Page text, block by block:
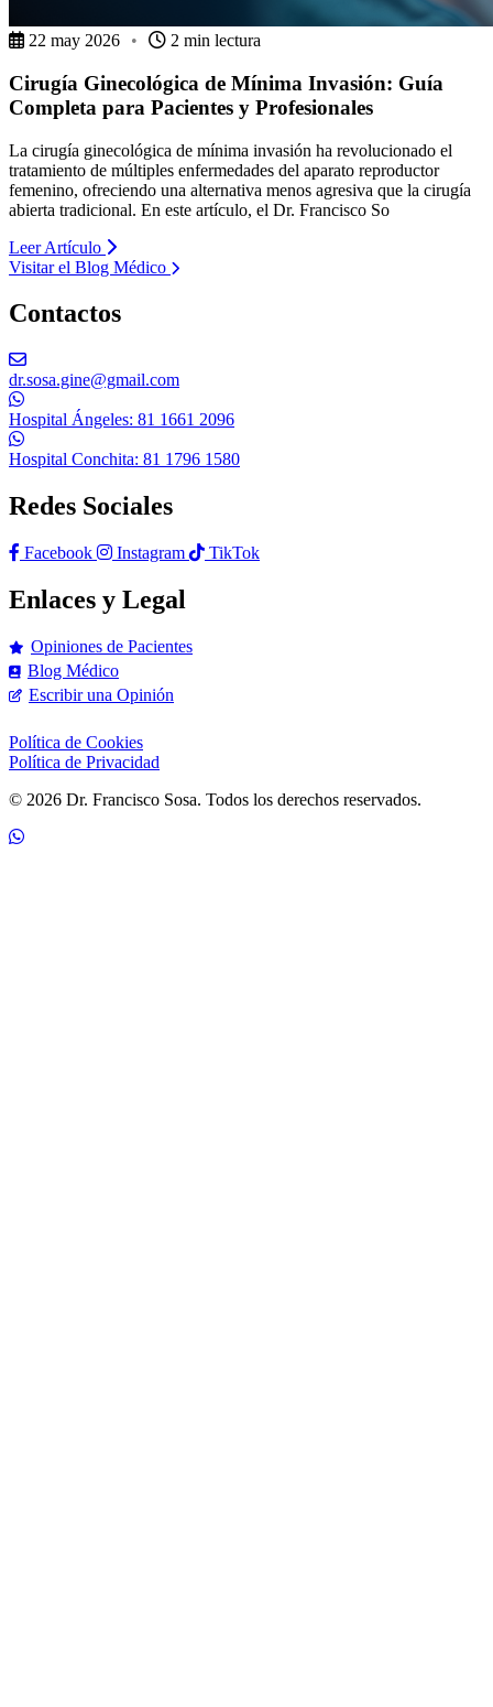
22 may 2026 • 2 min lectura
Cirugía Ginecológica de Mínima Invasión: Guía
Completa para Pacientes y Profesionales
La cirugía ginecológica de mínima invasión ha revolucionado el
tratamiento de múltiples enfermedades del aparato reproductor
femenino, ofreciendo una alternativa menos agresiva que la cirugía
abierta tradicional. En este artículo, el Dr. Francisco So
Leer Artículo
Visitar el Blog Médico
Contactos
dr.sosa.gine@gmail.com
Hospital Ángeles: 81 1661 2096
Hospital Conchita: 81 1796 1580
Redes Sociales
Facebook Instagram TikTok
Enlaces y Legal
Opiniones de Pacientes
Blog Médico
Escribir una Opinión
Política de Cookies
Política de Privacidad
© 2026 Dr. Francisco Sosa. Todos los derechos reservados.